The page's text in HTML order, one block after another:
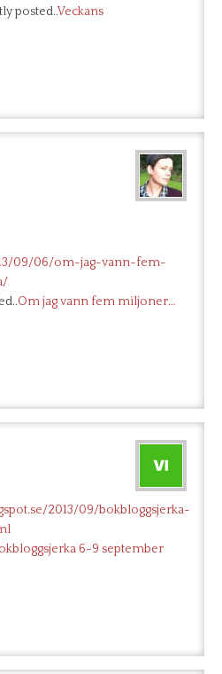
posted..Veckans
09/06/om-jag-vann-fem-
Om jag vann fem miljoner…
2013/09/bokbloggsjerka-
6-9 september